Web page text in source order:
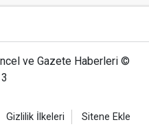
ve Gazete Haberleri ©
Gizlilik İlkeleri Sitene Ekle